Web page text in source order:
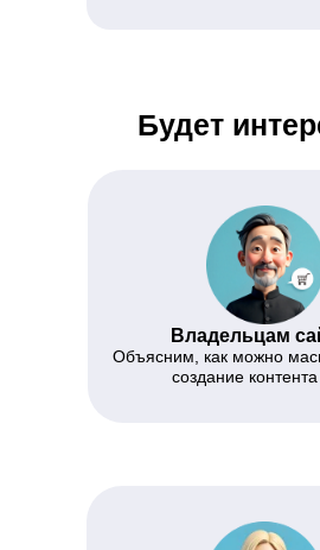
Будет
Владельцам
Объясним, как можно
создание